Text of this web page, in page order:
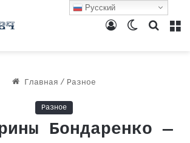
Поиск
Switch
Войти
Главная / Разное
Разное
Бондаренко —
Русский